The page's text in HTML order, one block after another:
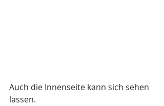
Auch die Innenseite kann sich sehen
lassen.